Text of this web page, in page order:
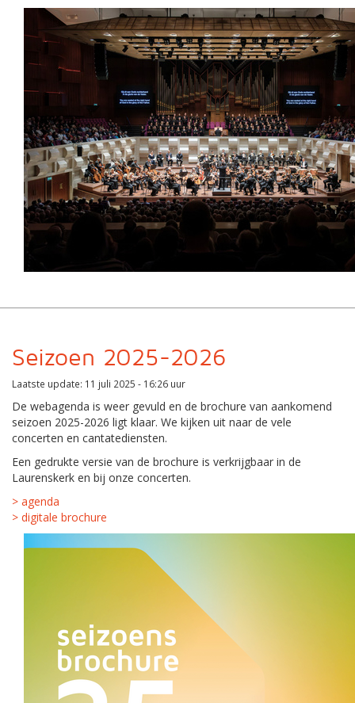
Seizoen 2025-2026
Laatste update: 11 juli 2025 - 16:26 uur
De webagenda is weer gevuld en de brochure van aankomend
seizoen 2025-2026 ligt klaar. We kijken uit naar de vele
concerten en cantatediensten.
Een gedrukte versie van de brochure is verkrijgbaar in de
Laurenskerk en bij onze concerten.
> agenda
> digitale brochure